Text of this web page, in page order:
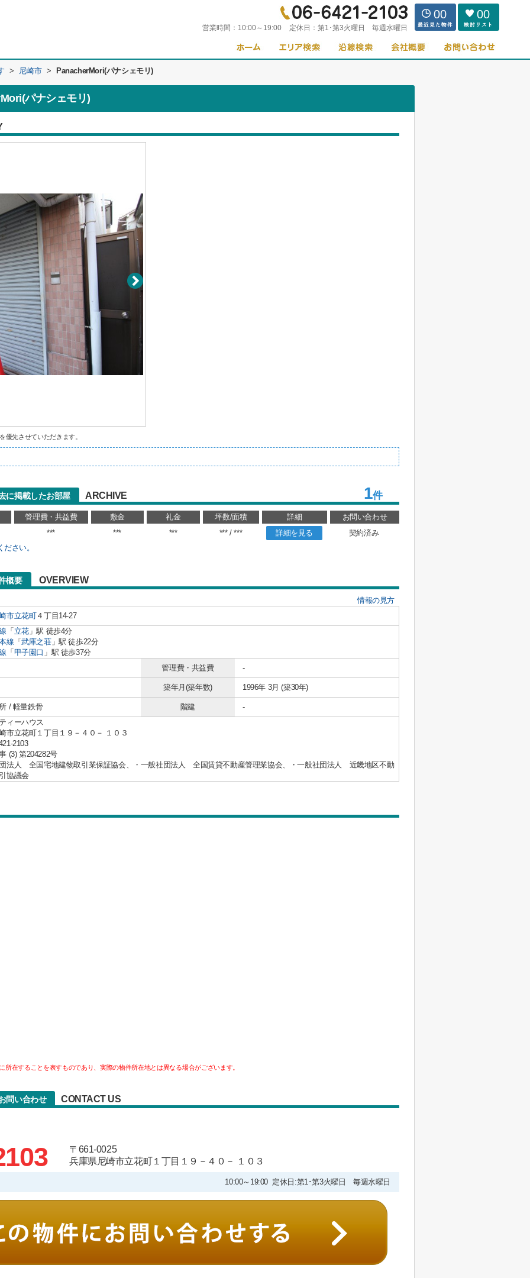
営業時間： 10:00～19:00 定休日： 第1･第3火曜日 毎週水曜日
00 00
> 尼崎市 > PanacherMori(パナシェモリ)
パナシェモリ)
先させていただきます。
に掲載したお部屋 ARCHIVE 1件
管理費・共益費 敷金 礼金 坪数/面積 詳細
お問い合わせ
*** *** *** *** / *** 詳細を見る
契約済み
さい。
概要 OVERVIEW
情報の見方
市立花町４丁目14-27
「 立花」駅 徒歩4分
線 「武庫之荘」駅 徒歩22分
「 甲子園口 」駅 徒歩37分
管理費・共益費 -
築年月(築年数) 1996年 3月 (築30年)
/ 軽量鉄骨 階建 -
ィーハウス
市立花町１丁目１９－４０－ １０３
2103
(3) 第204282号
団法人 全国宅地建物取引業保証協会、・一般社団法人 全国賃貸不動産管理業協会、・一般社団法人 近畿地区不動
協議会
在することを表すものであり、実際の物件所在地とは異なる場合がございます。
問い合わせ CONTACT US
〒661-0025
兵庫県尼崎市立花町１丁目１９－４０－ １０３
10:00～19:00 定休日:第1･第3火曜日 毎週水曜日